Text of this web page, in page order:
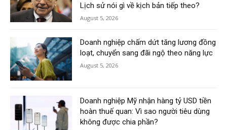
Lịch sử nói gì về kịch bản tiếp theo?
August 5, 2026
Doanh nghiệp chấm dứt tăng lương đồng
loạt, chuyển sang đãi ngộ theo năng lực
August 5, 2026
Doanh nghiệp Mỹ nhận hàng tỷ USD tiền
hoàn thuế quan: Vì sao người tiêu dùng
không được chia phần?